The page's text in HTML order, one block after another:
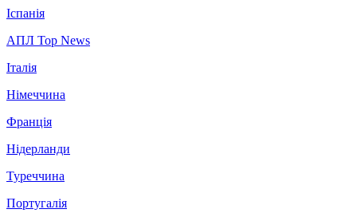
Іспанія
АПЛ Top News
Італія
Німеччина
Франція
Нідерланди
Туреччина
Португалія